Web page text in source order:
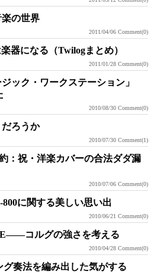
の世界
2011/04/06 Comment(0)
器になる（Twilogまとめ）
2011/01/28 Comment(0)
ック・ワークステーション」
2010/08/30 Comment(0)
ろうか
2010/07/30 Comment(1)
：祝・洋楽カバーの合法ダダ漏
2010/07/06 Comment(0)
に関する美しい思い出
2010/06/21 Comment(0)
コルグの強さを考える
2010/04/28 Comment(0)
奏法を編み出した気がする